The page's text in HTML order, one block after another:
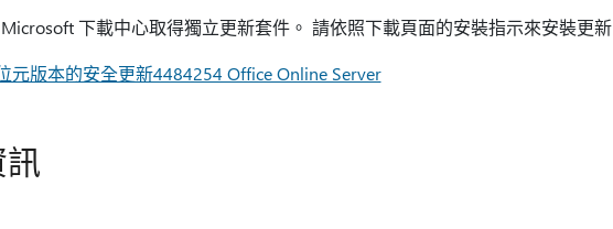
下載中心取得獨立更新套件。 請依照下載頁面的安裝指示來安裝更新
元版本的安全更新4484254 Office Online Server